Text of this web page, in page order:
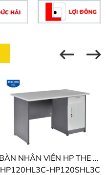
BÀN NHÂN VIÊN HP THE ONE
HP120HL3C-HP120SHL3C